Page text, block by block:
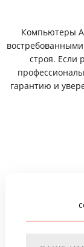
Компьютеры
строя. Если
гарантию и